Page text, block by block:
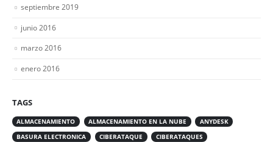
septiembre 2019
junio 2016
marzo 2016
enero 2016
TAGS
ALMACENAMIENTO ALMACENAMIENTO EN LA NUBE
ANYDESK
BASURA ELECTRONICA
CIBERATAQUE
CIBERATAQUES